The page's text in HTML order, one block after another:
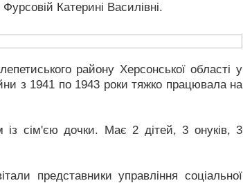
Катерині Василівні.
району Херсонської області у
з 1941 по 1943 роки тяжко працювала на
із сім'єю дочки. Має 2 дітей, 3 онуків, 3
представники управління соціальної